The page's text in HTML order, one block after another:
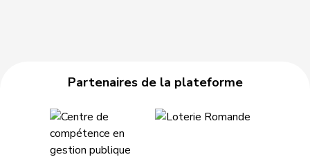
Partenaires de la plateforme